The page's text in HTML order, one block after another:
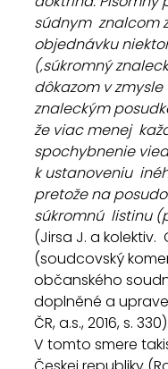
súdnym  znalcom
objednávku
(‚súkromný
dôkazom v zmysle
znaleckým
že viac menej
spochybnenie
k ustanoveniu
pretože na
súkromnú  listinu
(Jirsa J. a
(soudcovský
občanského
doplněné a
ČR, a.s., 2016, s. 330).
V tomto smere